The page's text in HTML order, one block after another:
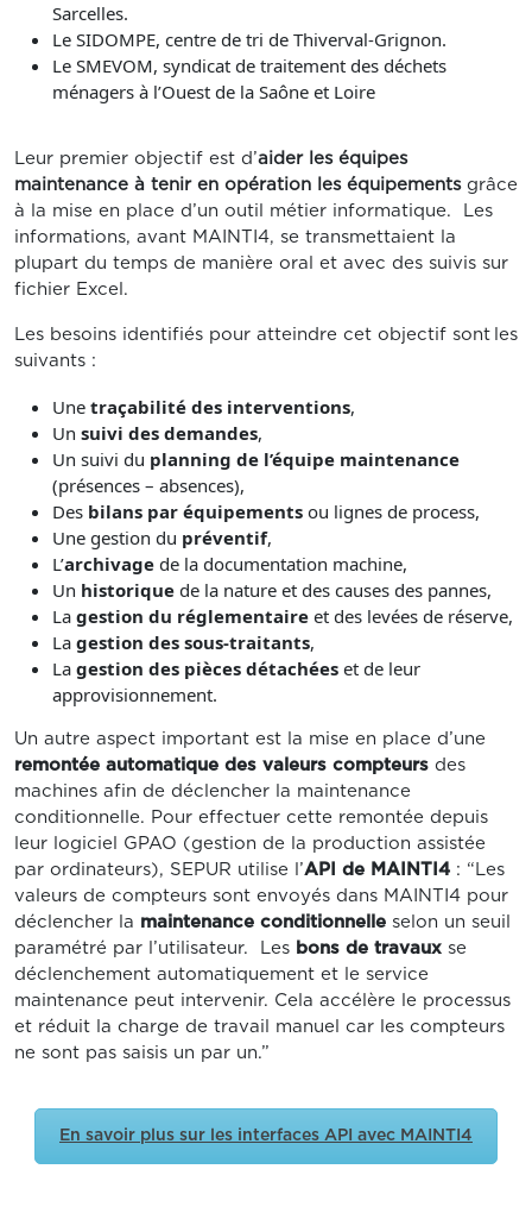
Sarcelles.
Le SIDOMPE, centre de tri de Thiverval-Grignon.
Le SMEVOM, syndicat de traitement des déchets
ménagers à l’Ouest de la Saône et Loire
Leur premier objectif est d’aider les équipes
maintenance à tenir en opération les équipementsgrâce
à la mise en place d’un outil métier informatique. Les
informations, avant MAINTI4, se transmettaient la
plupart du temps de manière oral et avec des suivis sur
fichier Excel.
Les besoins identifiés pour atteindre cet objectif sont les
suivants :
Une traçabilité des interventions,
Un suivi des demandes,
Un suivi du planning de l’équipe maintenance
(présences – absences),
Des bilans par équipements ou lignes de process,
Une gestion du préventif,
L’archivage de la documentation machine,
Un historique de la nature et des causes des pannes,
La gestion du réglementaire et des levées de réserve,
La gestion des sous-traitants,
La gestion des pièces détachées et de leur
approvisionnement.
Un autre aspect important est la mise en place d’une
remontée automatique des valeurs compteurs des
machines afin de déclencher la maintenance
conditionnelle. Pour effectuer cette remontée depuis
leur logiciel GPAO (gestion de la production assistée
par ordinateurs), SEPUR utilise l’API de MAINTI4 : “Les
valeurs de compteurs sont envoyés dans MAINTI4 pour
déclencher la maintenance conditionnelle selon un seuil
paramétré par l’utilisateur. Les bons de travaux se
déclenchement automatiquement et le service
maintenance peut intervenir. Cela accélère le processus
et réduit la charge de travail manuel car les compteurs
ne sont pas saisis un par un.”
En savoir plus sur les interfaces API avec MAINTI4